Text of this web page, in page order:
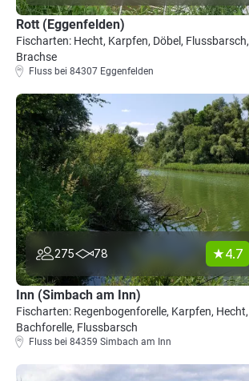
Rott (Eggenfelden)
Fischarten: Hecht, Karpfen, Döbel, Flussbarsch,
Brachse
Fluss bei 84307 Eggenfelden
275 78 4.7
Inn (Simbach am Inn)
Fischarten: Regenbogenforelle, Karpfen, Hecht,
Bachforelle, Flussbarsch
Fluss bei 84359 Simbach am Inn